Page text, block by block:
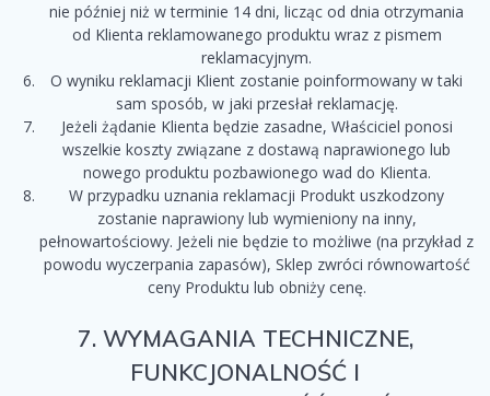
nie później niż w terminie 14 dni, licząc od dnia otrzymania
od Klienta reklamowanego produktu wraz z pismem
reklamacyjnym.
O wyniku reklamacji Klient zostanie poinformowany w taki
sam sposób, w jaki przesłał reklamację.
Jeżeli żądanie Klienta będzie zasadne, Właściciel ponosi
wszelkie koszty związane z dostawą naprawionego lub
nowego produktu pozbawionego wad do Klienta.
W przypadku uznania reklamacji Produkt uszkodzony
zostanie naprawiony lub wymieniony na inny,
pełnowartościowy. Jeżeli nie będzie to możliwe (na przykład z
powodu wyczerpania zapasów), Sklep zwróci równowartość
ceny Produktu lub obniży cenę.
7. WYMAGANIA TECHNICZNE,
FUNKCJONALNOŚĆ I